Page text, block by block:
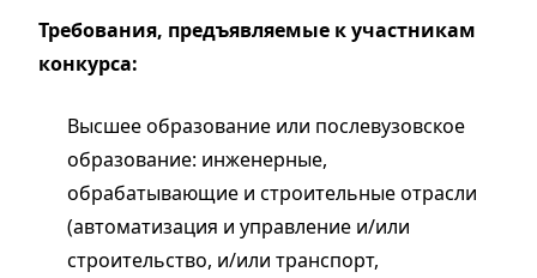
Требования, предъявляемые к участникам
конкурса:
Высшее образование или послевузовское
образование: инженерные,
обрабатывающие и строительные отрасли
(автоматизация и управление и/или
строительство, и/или транспорт,